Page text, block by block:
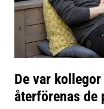
De var
återförenas de